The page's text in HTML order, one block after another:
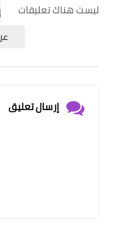
ليست هناك تعليقات
إرسال تعليق